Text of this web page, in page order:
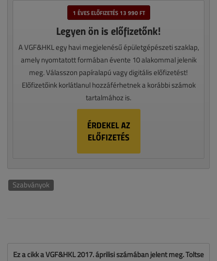
1 ÉVES ELŐFIZETÉS 13 990 FT
Legyen ön is előfizetőnk!
A VGF&HKL egy havi megjelenésű épületgépészeti szaklap,
amely nyomtatott formában évente 10 alakommal jelenik
meg. Válasszon papíralapú vagy digitális előfizetést!
Előfizetőink korlátlanul hozzáférhetnek a korábbi számok
tartalmához is.
ÉRDEKEL AZ
ELŐFIZETÉS
Szabványok
Ez a cikk a VGF&HKL 2017. áprilisi számában jelent meg. Töltse